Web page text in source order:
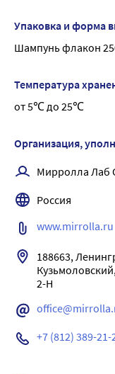
проявлений
сухости кожи
функций и
раздражения кожи
Результат:
предотвращает
восстанавливает
головы.
Упаковка и форма
Шампунь флакон
Температура
от 5℃ до 25℃
Организация,
Мирролла Лаб
Россия
www.mirrolla.ru
188663,
2-Н
+7 (812) 389-21-